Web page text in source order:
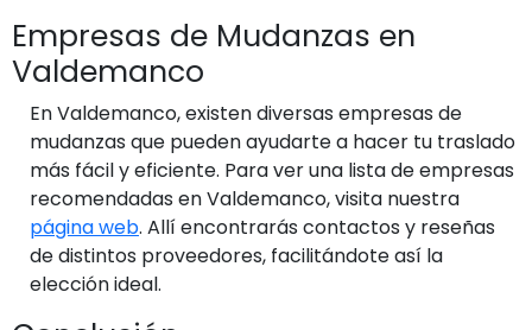
Empresas de Mudanzas en
Valdemanco
En Valdemanco, existen diversas empresas de
mudanzas que pueden ayudarte a hacer tu traslado
más fácil y eficiente. Para ver una lista de empresas
recomendadas en Valdemanco, visita nuestra
página web. Allí encontrarás contactos y reseñas
de distintos proveedores, facilitándote así la
elección ideal.